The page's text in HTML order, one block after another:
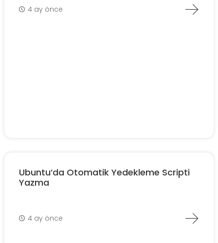
4 ay önce
Ubuntu’da Otomatik Yedekleme Scripti
Yazma
4 ay önce